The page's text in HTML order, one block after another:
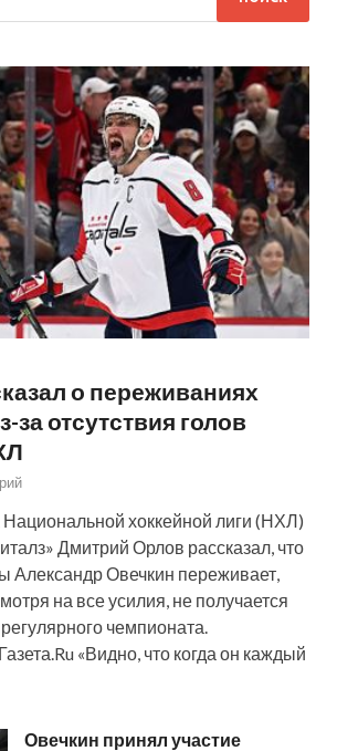
о переживаниях
за отсутствия голов
хоккейной лиги (НХЛ)
Дмитрий Орлов рассказал, что
Александр Овечкин переживает,
на все усилия, не получается
чемпионата.
«Видно, что когда он каждый
Овечкин принял участие